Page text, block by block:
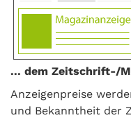
... dem Zeitschrift-/
Anzeigenpreise
und Bekanntheit der